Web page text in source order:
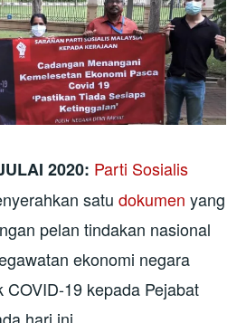
2020: Parti Sosialis
satudokumen yang
pelan tindakan nasional
ekonomi negara
COVID-19 kepada Pejabat